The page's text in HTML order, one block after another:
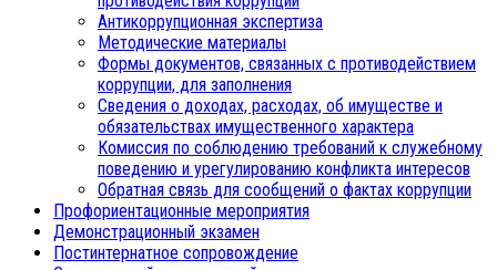
Антикоррупционная экспертиза
Методические материалы
Формы документов, связанных с противодействием
коррупции, для заполнения
Сведения о доходах, расходах, об имуществе и
обязательствах имущественного характера
Комиссия по соблюдению требований к служебному
поведению и урегулированию конфликта интересов
Обратная связь для сообщений о фактах коррупции
Профориентационные мероприятия
Демонстрационный экзамен
Постинтернатное сопровождение